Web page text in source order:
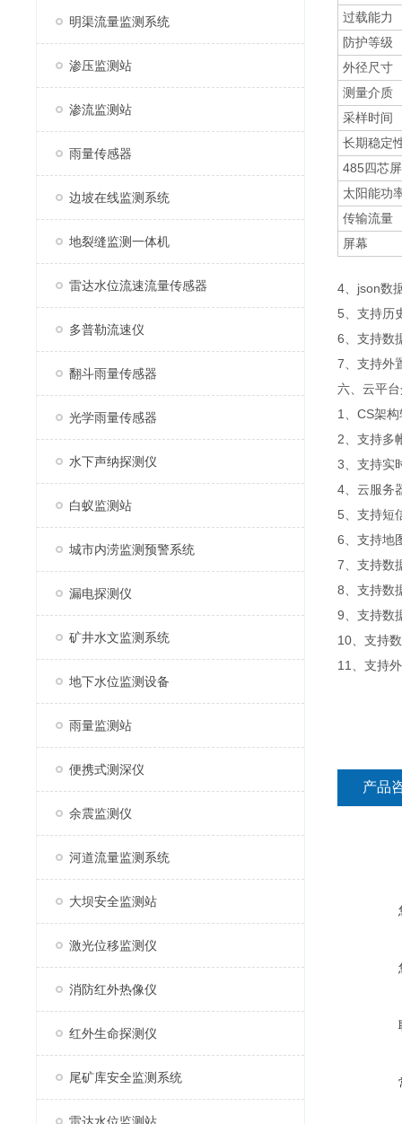
明渠流量监测系统
渗压监测站
渗流监测站
雨量传感器
边坡在线监测系统
地裂缝监测一体机
雷达水位流速流量传感器
多普勒流速仪
翻斗雨量传感器
光学雨量传感器
水下声纳探测仪
白蚁监测站
城市内涝监测预警系统
漏电探测仪
矿井水文监测系统
地下水位监测设备
雨量监测站
便携式测深仪
余震监测仪
河道流量监测系统
大坝安全监测站
激光位移监测仪
消防红外热像仪
红外生命探测仪
尾矿库安全监测系统
过载能力
防护等级
外径尺寸
测量介质
采样时间
长期稳定
485四芯
太阳能功
传输流量
屏幕
4、json数
5、支持历
6、支持数
7、支持外
六、云平
1、CS架
2、支持多
3、支持实
4、云服务
5、支持短
6、支持地
7、支持数
8、支持数
9、支持数
10、支持
11、支持
产品